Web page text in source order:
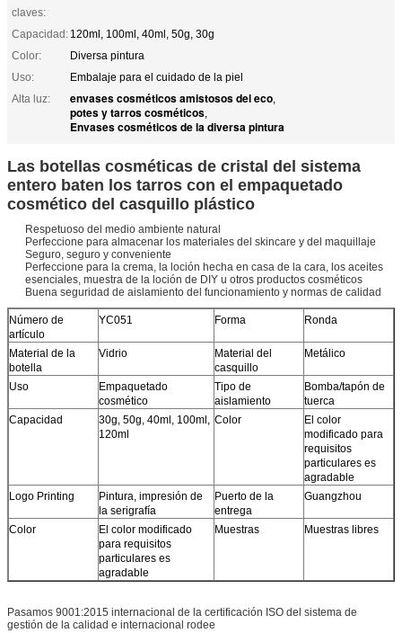
claves:
Capacidad: 120ml, 100ml, 40ml, 50g, 30g
Color:
Diversa pintura
Uso:
Embalaje para el cuidado de la piel
Alta luz:
envases cosméticos amistosos del eco,
potes y tarros cosméticos,
Envases cosméticos de la diversa pintura
Las botellas cosméticas de cristal del sistema
entero baten los tarros con el empaquetado
cosmético del casquillo plástico
Respetuoso del medio ambiente natural
Perfeccione para almacenar los materiales del skincare y del maquillaje
Seguro, seguro y conveniente
Perfeccione para la crema, la loción hecha en casa de la cara, los aceites
esenciales, muestra de la loción de DIY u otros productos cosméticos
Buena seguridad de aislamiento del funcionamiento y normas de calidad
Número de
artículo
YC051 Forma Ronda
Material de la
botella
Vidrio
Material del
casquillo
Metálico
Uso
Empaquetado
cosmético
Tipo de
aislamiento
Bomba/tapón de
tuerca
Capacidad
30g, 50g, 40ml, 100ml,
120ml
Color
El color
modificado para
requisitos
particulares es
agradable
Logo Printing
Pintura, impresión de
la serigrafía
Puerto de la
entrega
Guangzhou
Color
El color modificado
para requisitos
particulares es
agradable
Muestras Muestras libres
Pasamos 9001:2015 internacional de la certificación ISO del sistema de
gestión de la calidad e internacional rodee